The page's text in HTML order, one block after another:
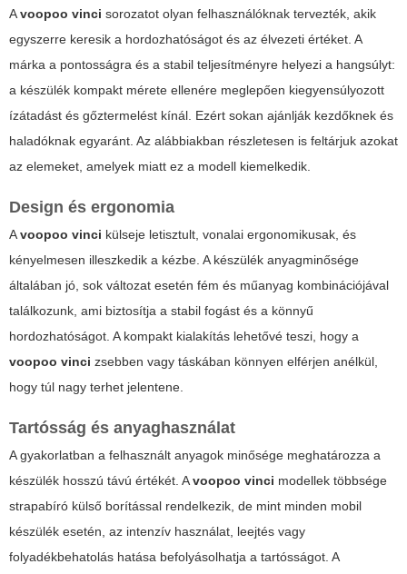
Avoopoo vinci sorozatot olyan felhasználóknak tervezték, akik
egyszerre keresik a hordozhatóságot és az élvezeti értéket. A
márka a pontosságra és a stabil teljesítményre helyezi a hangsúlyt:
a készülék kompakt mérete ellenére meglepően kiegyensúlyozott
ízátadást és gőztermelést kínál. Ezért sokan ajánlják kezdőknek és
haladóknak egyaránt. Az alábbiakban részletesen is feltárjuk azokat
az elemeket, amelyek miatt ez a modell kiemelkedik.
Design és ergonomia
Avoopoo vinci külseje letisztult, vonalai ergonomikusak, és
kényelmesen illeszkedik a kézbe. A készülék anyagminősége
általában jó, sok változat esetén fém és műanyag kombinációjával
találkozunk, ami biztosítja a stabil fogást és a könnyű
hordozhatóságot. A kompakt kialakítás lehetővé teszi, hogy a
voopoo vinci zsebben vagy táskában könnyen elférjen anélkül,
hogy túl nagy terhet jelentene.
Tartósság és anyaghasználat
A gyakorlatban a felhasznált anyagok minősége meghatározza a
készülék hosszú távú értékét. Avoopoo vinci modellek többsége
strapabíró külső borítással rendelkezik, de mint minden mobil
készülék esetén, az intenzív használat, leejtés vagy
folyadékbehatolás hatása befolyásolhatja a tartósságot. A